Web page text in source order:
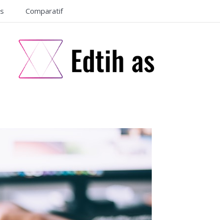
Comparatif